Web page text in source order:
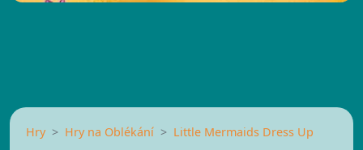
Hry Hry na Oblékání Little Mermaids Dress Up